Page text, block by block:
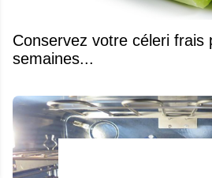
Conservez votre céleri frais
semaines...